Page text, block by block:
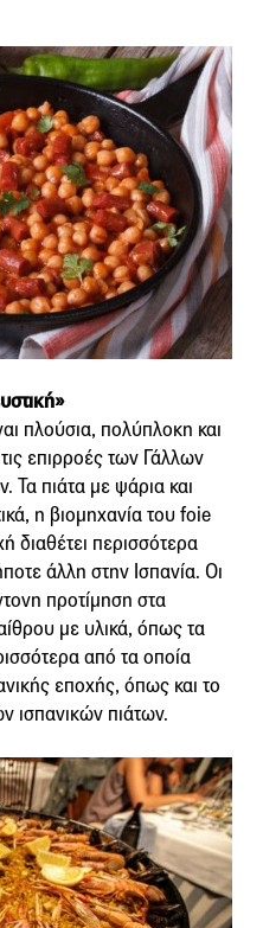
πλούσια, πολύπλοκη και
επιρροές των Γάλλων
Τα πιάτα με ψάρια και
η βιομηχανία του foie
διαθέτει περισσότερα
άλλη στην Ισπανία. Οι
προτίμηση στα
με υλικά, όπως τα
από τα οποία
εποχής, όπως και το
ισπανικών πιάτων.